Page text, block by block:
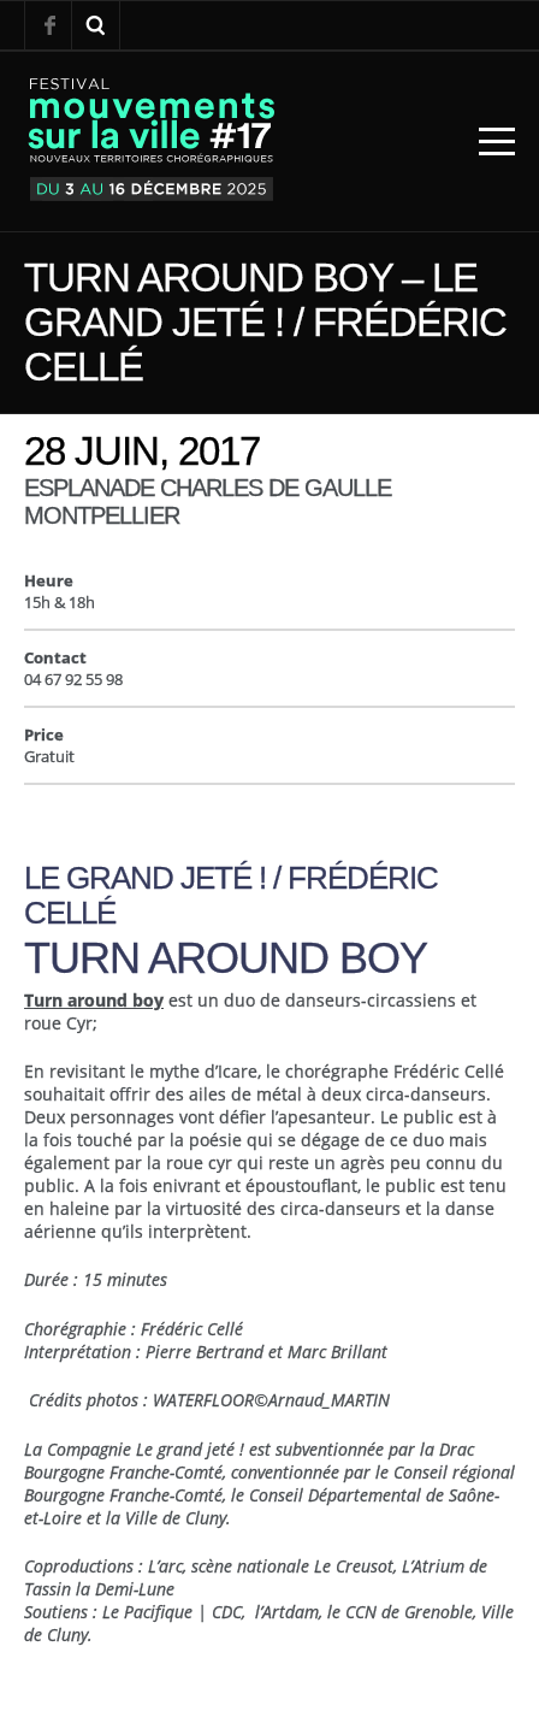
TURN AROUND BOY – LE
GRAND JETÉ ! / FRÉDÉRIC
CELLÉ
28 JUIN, 2017
ESPLANADE CHARLES DE GAULLE
MONTPELLIER
Heure
15h & 18h
Contact
04 67 92 55 98
Price
Gratuit
LE GRAND JETÉ ! / FRÉDÉRIC
CELLÉ
TURN AROUND BOY
Turn around boy est un duo de danseurs-circassiens et
roue Cyr;
En revisitant le mythe d’Icare, le chorégraphe Frédéric Cellé
souhaitait offrir des ailes de métal à deux circa-danseurs.
Deux personnages vont défier l’apesanteur. Le public est à
la fois touché par la poésie qui se dégage de ce duo mais
également par la roue cyr qui reste un agrès peu connu du
public. A la fois enivrant et époustouflant, le public est tenu
en haleine par la virtuosité des circa-danseurs et la danse
aérienne qu’ils interprètent.
Durée : 15 minutes
Chorégraphie : Frédéric Cellé
Interprétation : Pierre Bertrand et Marc Brillant
Crédits photos : WATERFLOOR©Arnaud_MARTIN
La Compagnie Le grand jeté ! est subventionnée par la Drac
Bourgogne Franche-Comté, conventionnée par le Conseil régional
Bourgogne Franche-Comté, le Conseil Départemental de Saône-
et-Loire et la Ville de Cluny.
Coproductions : L’arc, scène nationale Le Creusot, L’Atrium de
Tassin la Demi-Lune
Soutiens : Le Paci­fique | CDC, l’Artdam, le CCN de Grenoble, Ville
de Cluny.